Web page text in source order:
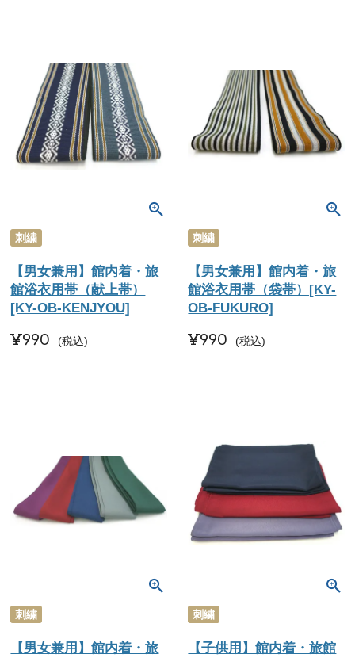
刺繍
【男女兼用】館内着・旅
館浴衣用帯（献上帯）
[KY-OB-KENJYOU]
¥990 税込
刺繍
【男女兼用】館内着・旅
館浴衣用帯（袋帯）[KY-
OB-FUKURO]
¥990 税込
刺繍
【男女兼用】館内着・旅
刺繍
【子供用】館内着・旅館